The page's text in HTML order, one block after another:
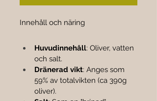
Grams
Innehåll och näring
Huvudinnehåll: Oliver, vatten
och salt.
Dränerad vikt: Anges som
59% av totalvikten (ca 390g
oliver).